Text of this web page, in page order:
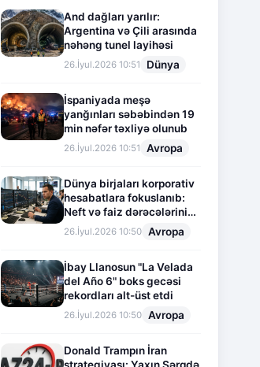
And dağları yarılır:
Argentina və Çili arasında
nəhəng tunel layihəsi
26.İyul.2026 10:51 Dünya
İspaniyada meşə
yanğınları səbəbindən 19
min nəfər təxliyə olunub
26.İyul.2026 10:51 Avropa
Dünya birjaları korporativ
hesabatlara fokuslanıb:
Neft və faiz dərəcələrinin
təsiri altında cari vəziyyət
26.İyul.2026 10:50 Avropa
İbay Llanosun "La Velada
del Año 6" boks gecəsi
rekordları alt-üst etdi
26.İyul.2026 10:50 Avropa
Donald Trampın İran